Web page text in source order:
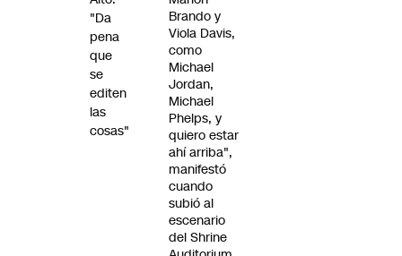
Brando y
Viola Davis,
como
Michael
Jordan,
Michael
Phelps, y
quiero estar
ahí arriba",
manifestó
cuando
subió al
escenario
del Shrine
"Da
pena
que
se
editen
las
cosas"